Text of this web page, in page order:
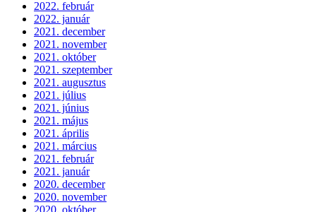
2022. február
2022. január
2021. december
2021. november
2021. október
2021. szeptember
2021. augusztus
2021. július
2021. június
2021. május
2021. április
2021. március
2021. február
2021. január
2020. december
2020. november